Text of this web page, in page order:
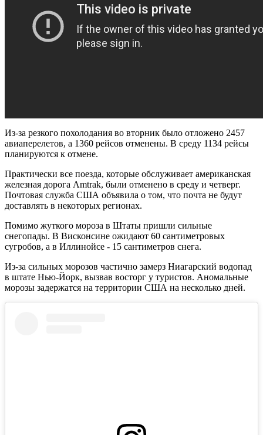
Из-за резкого похолодания во вторник было отложено 2457
авиаперелетов, а 1360 рейсов отменены. В среду 1134 рейсы
планируются к отмене.
Практически все поезда, которые обслуживает американская
железная дорога Amtrak, были отменено в среду и четверг.
Почтовая служба США объявила о том, что почта не будут
доставлять в некоторых регионах.
Помимо жуткого мороза в Штаты пришли сильные
снегопады. В Висконсине ожидают 60 сантиметровых
сугробов, а в Иллинойсе - 15 сантиметров снега.
Из-за сильных морозов частично замерз Ниагарский водопад
в штате Нью-Йорк, вызвав восторг у туристов. Аномальные
морозы задержатся на территории США на несколько дней.